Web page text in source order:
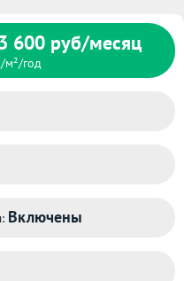
600 руб/месяц
м²/год
Включены